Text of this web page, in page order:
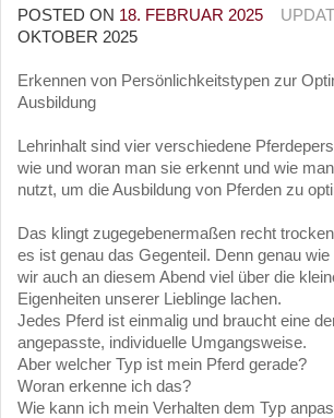
POSTED ON 18. FEBRUAR 2025
OKTOBER 2025
Erkennen von Persönlichkeitstypen zur
Ausbildung
Lehrinhalt sind vier verschiedene
wie und woran man sie erkennt und wie
nutzt, um die Ausbildung von Pferden zu
Das klingt zugegebenermaßen recht
es ist genau das Gegenteil. Denn genau
wir auch an diesem Abend viel über die
Eigenheiten unserer Lieblinge lachen.
Jedes Pferd ist einmalig und braucht eine
angepasste, individuelle Umgangsweise.
Aber welcher Typ ist mein Pferd gerade?
Woran erkenne ich das?
Wie kann ich mein Verhalten dem Typ